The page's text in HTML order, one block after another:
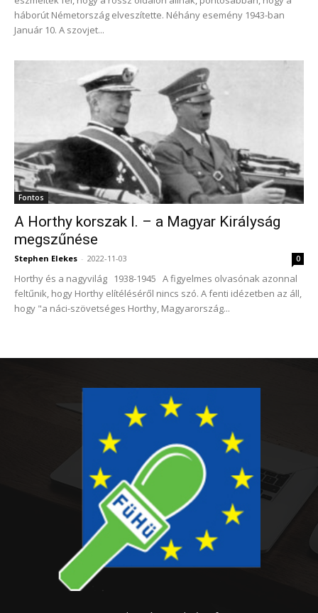
háborút Németország elveszítette. Néhány esemény 1943-ban
Január 10. A szovjet...
Fontos
A Horthy korszak I. – a Magyar Királyság
megszűnése
Stephen Elekes - 2022-11-03 0
Horthy és a nagyvilág 1938-1945 A figyelmes olvasónak azonnal
feltűnik, hogy Horthy elítéléséről nincs szó. A fenti idézetben az áll,
hogy "a náci-szövetséges Horthy, Magyarország...